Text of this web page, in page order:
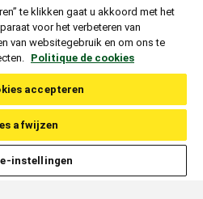
voorbehouden.
UNIBET is niet aangesloten bij
van evenementen of spelers die
naar Maltees recht, gevestigd en
Tigne Point, Sliema, TPO0001,
Deze vergunning, met kenmerk
de Nederlandse Kansspelautoriteit op 08
kan verslavend zijn. Speel
te klikken gaat u akkoord met het
voor het verbeteren van
van websitegebruik en om ons te
Politique de cookies
accepteren
afwijzen
instellingen